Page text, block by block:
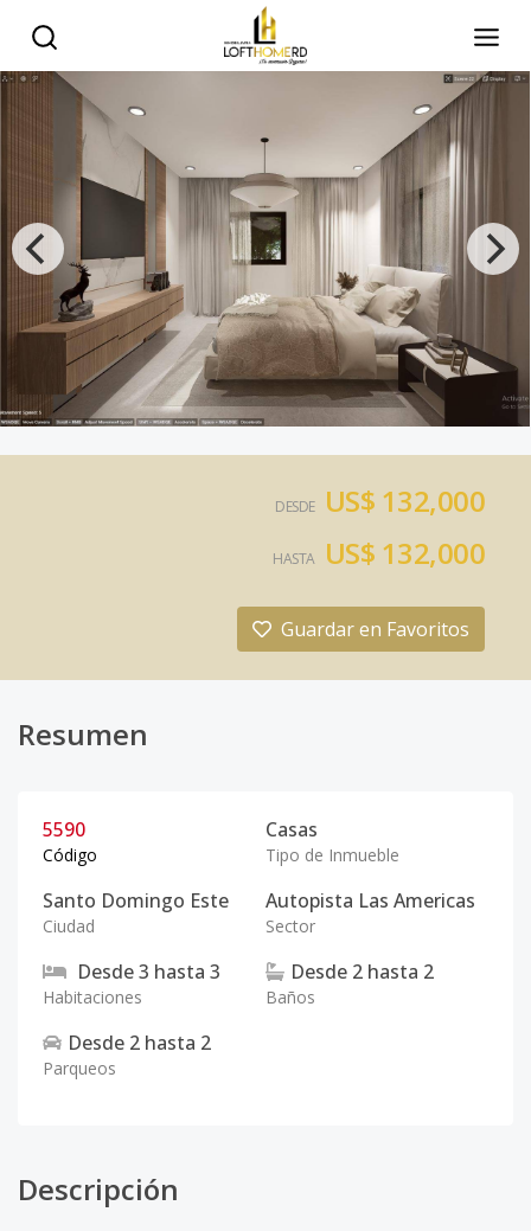
DESDE US$ 132,000
HASTA US$ 132,000
Guardar en Favoritos
Resumen
5590
Código
Casas
Tipo de Inmueble
Santo Domingo Este
Ciudad
Autopista Las Americas
Sector
Desde3 hasta 3
Habitaciones
Desde 2 hasta 2
Baños
Desde 2 hasta 2
Parqueos
Descripción